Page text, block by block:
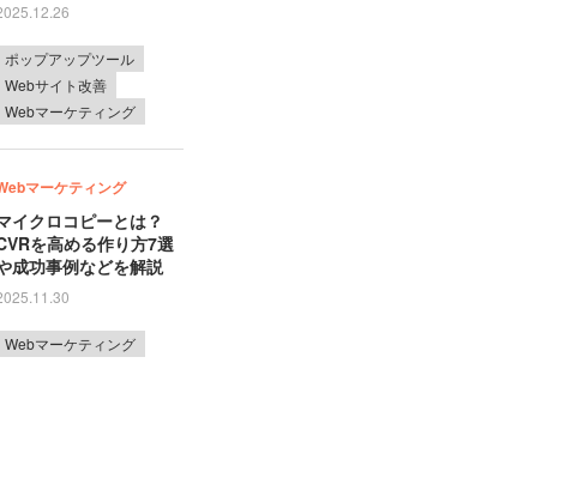
ポップアップツール
Webサイト改善
Webマーケティング
マーケティング
イクロコピーとは？
を高める作り方7選
成功事例などを解説
Webマーケティング